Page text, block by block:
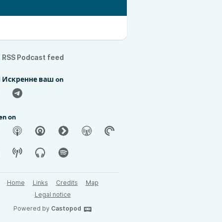
RSS Podcast feed
Искренне ваш on
on
Home Links Credits
Map
Legal notice
Powered by Castopod